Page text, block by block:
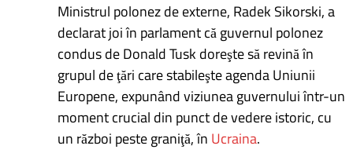
Ministrul polonez de externe, Radek Sikorski, a
declarat joi în parlament că guvernul polonez
condus de Donald Tusk doreşte să revină în
grupul de ţări care stabileşte agenda Uniunii
Europene, expunând viziunea guvernului într-un
moment crucial din punct de vedere istoric, cu
un război peste graniţă, în Ucraina.